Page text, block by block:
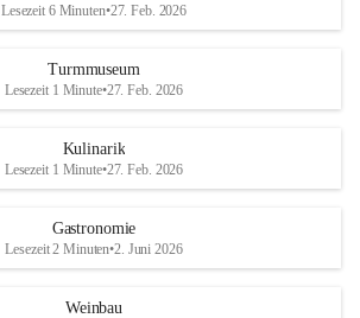
Lesezeit 6 Minuten•27. Feb. 2026
Turmmuseum
Lesezeit 1 Minute•27. Feb. 2026
Kulinarik
Lesezeit 1 Minute•27. Feb. 2026
Gastronomie
Lesezeit 2 Minuten•2. Juni 2026
Weinbau